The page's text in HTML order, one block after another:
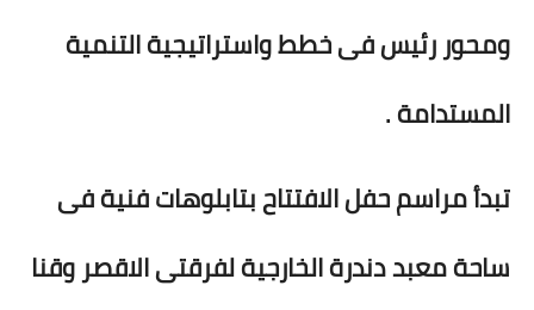
ومحور رئيس فى خطط واستراتيجية التنمية
المستدامة .
تبدأ مراسم حفل الافتتاح بتابلوهات فنية فى
ساحة معبد دندرة الخارجية لفرقتى الاقصر وقنا